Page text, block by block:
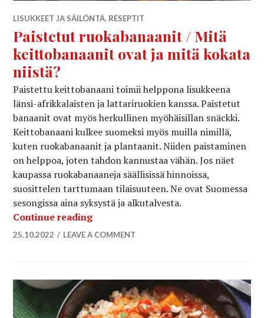
LISUKKEET JA SÄILÖNTÄ, RESEPTIT
Paistetut ruokabanaanit / Mitä
keittobanaanit ovat ja mitä kokata
niistä?
Paistettu keittobanaani toimii helppona lisukkeena
länsi-afrikkalaisten ja lattariruokien kanssa. Paistetut
banaanit ovat myös herkullinen myöhäisillan snäckki.
Keittobanaani kulkee suomeksi myös muilla nimillä,
kuten ruokabanaanit ja plantaanit. Niiden paistaminen
on helppoa, joten tahdon kannustaa vähän. Jos näet
kaupassa ruokabanaaneja säällisissä hinnoissa,
suosittelen tarttumaan tilaisuuteen. Ne ovat Suomessa
sesongissa aina syksystä ja alkutalvesta.
Continue readingPaistetut ruokabanaanit / Mitä
25.10.2022 LEAVE A COMMENT